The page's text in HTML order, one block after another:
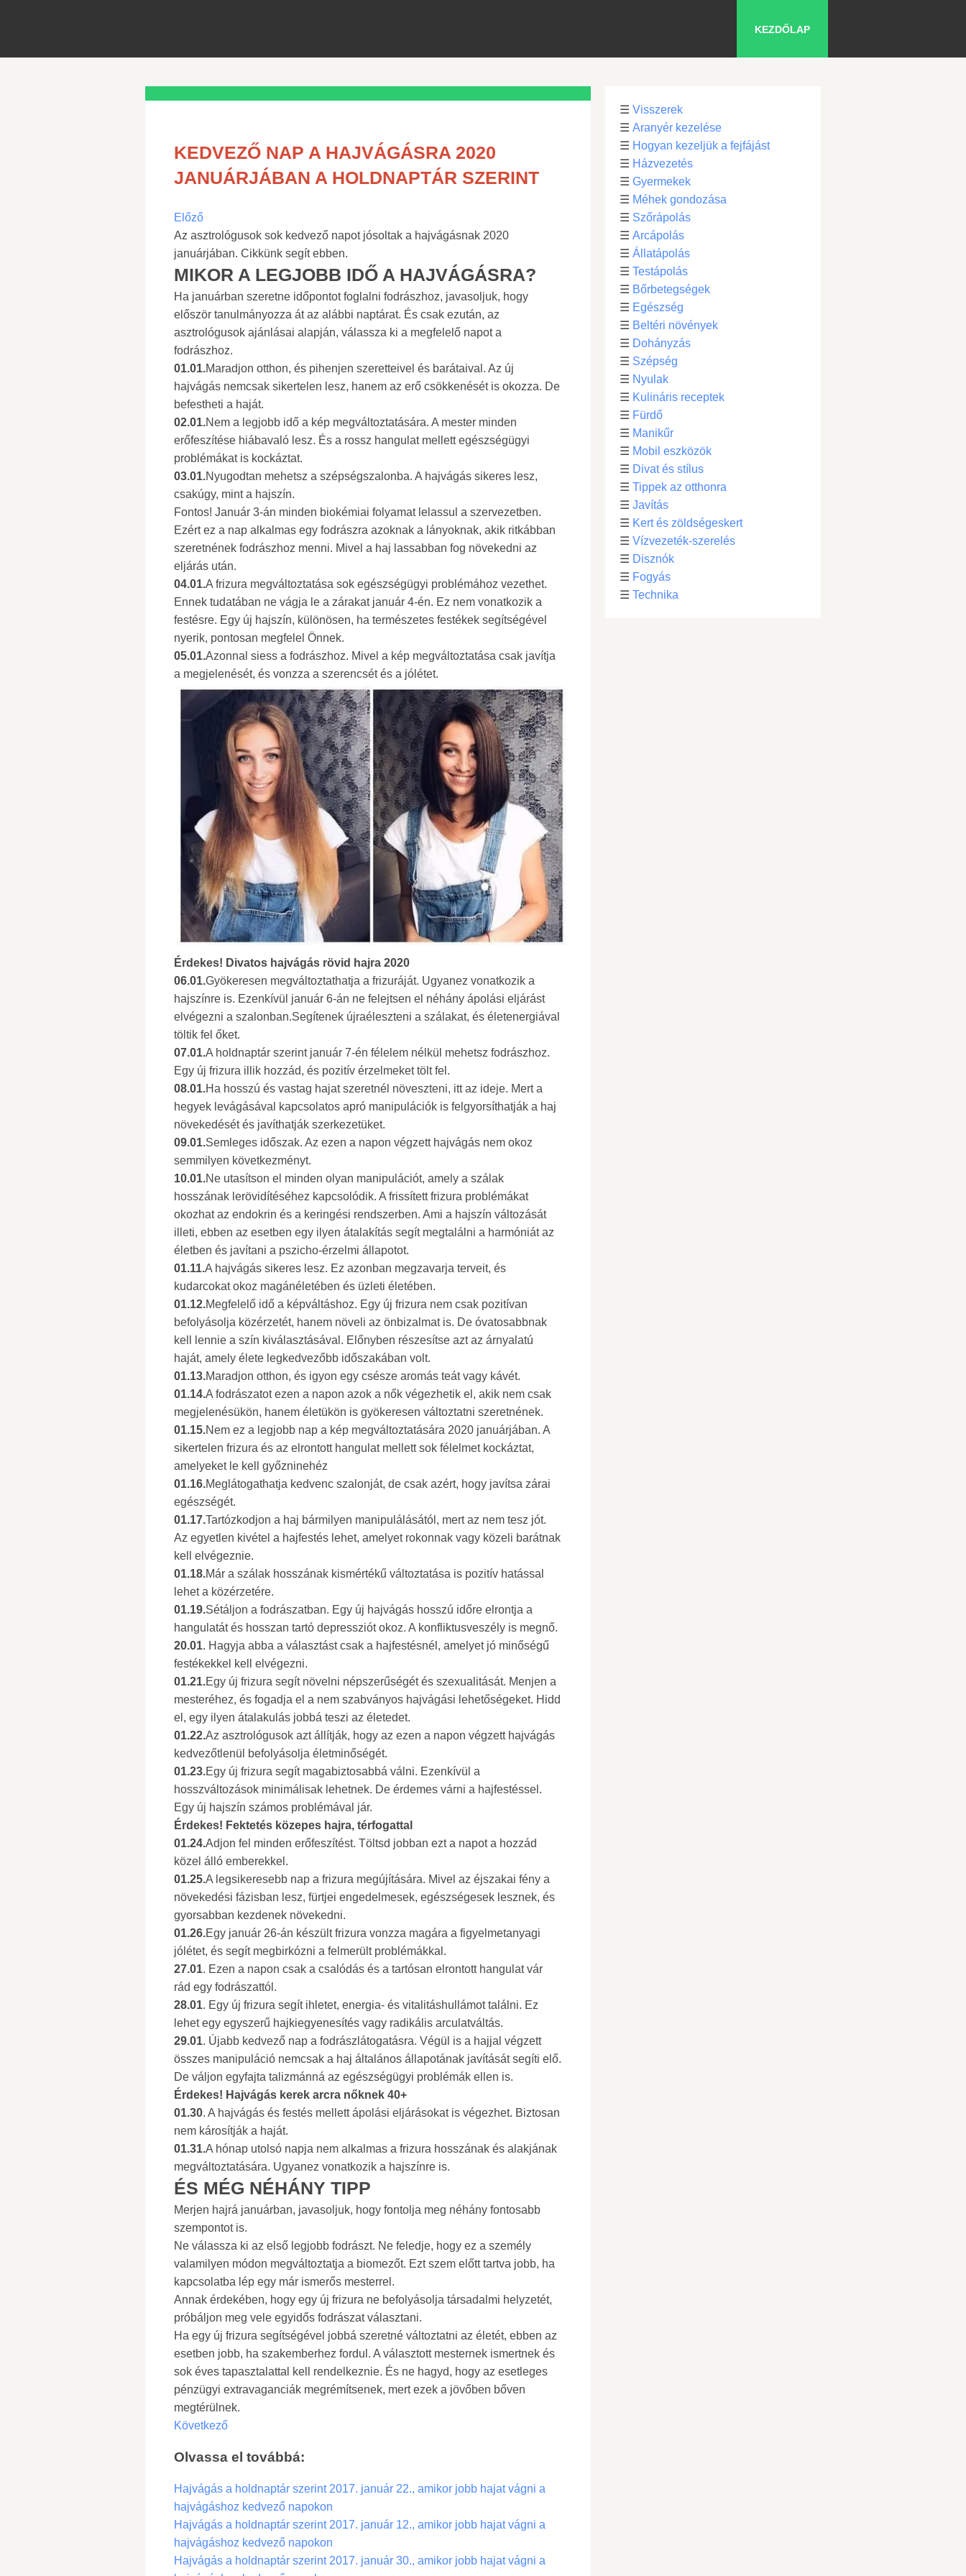
KEZDŐLAP
KEDVEZŐ NAP A HAJVÁGÁSRA 2020
JANUÁRJÁBAN A HOLDNAPTÁR SZERINT
Előző
Az asztrológusok sok kedvező napot jósoltak a hajvágásnak 2020
januárjában. Cikkünk segít ebben.
MIKOR A LEGJOBB IDŐ A HAJVÁGÁSRA?
Ha januárban szeretne időpontot foglalni fodrászhoz, javasoljuk, hogy
először tanulmányozza át az alábbi naptárat. És csak ezután, az
asztrológusok ajánlásai alapján, válassza ki a megfelelő napot a
fodrászhoz.
01.01.Maradjon otthon, és pihenjen szeretteivel és barátaival. Az új
hajvágás nemcsak sikertelen lesz, hanem az erő csökkenését is okozza. De
befestheti a haját.
02.01.Nem a legjobb idő a kép megváltoztatására. A mester minden
erőfeszítése hiábavaló lesz. És a rossz hangulat mellett egészségügyi
problémákat is kockáztat.
03.01.Nyugodtan mehetsz a szépségszalonba. A hajvágás sikeres lesz,
csakúgy, mint a hajszín.
Fontos! Január 3-án minden biokémiai folyamat lelassul a szervezetben.
Ezért ez a nap alkalmas egy fodrászra azoknak a lányoknak, akik ritkábban
szeretnének fodrászhoz menni. Mivel a haj lassabban fog növekedni az
eljárás után.
04.01.A frizura megváltoztatása sok egészségügyi problémához vezethet.
Ennek tudatában ne vágja le a zárakat január 4-én. Ez nem vonatkozik a
festésre. Egy új hajszín, különösen, ha természetes festékek segítségével
nyerik, pontosan megfelel Önnek.
05.01.Azonnal siess a fodrászhoz. Mivel a kép megváltoztatása csak javítja
a megjelenését, és vonzza a szerencsét és a jólétet.
Érdekes! Divatos hajvágás rövid hajra 2020
06.01.Gyökeresen megváltoztathatja a frizuráját. Ugyanez vonatkozik a
hajszínre is. Ezenkívül január 6-án ne felejtsen el néhány ápolási eljárást
elvégezni a szalonban.Segítenek újraéleszteni a szálakat, és életenergiával
töltik fel őket.
07.01.A holdnaptár szerint január 7-én félelem nélkül mehetsz fodrászhoz.
Egy új frizura illik hozzád, és pozitív érzelmeket tölt fel.
08.01.Ha hosszú és vastag hajat szeretnél növeszteni, itt az ideje. Mert a
hegyek levágásával kapcsolatos apró manipulációk is felgyorsíthatják a haj
növekedését és javíthatják szerkezetüket.
09.01.Semleges időszak. Az ezen a napon végzett hajvágás nem okoz
semmilyen következményt.
10.01.Ne utasítson el minden olyan manipulációt, amely a szálak
hosszának lerövidítéséhez kapcsolódik. A frissített frizura problémákat
okozhat az endokrin és a keringési rendszerben. Ami a hajszín változását
illeti, ebben az esetben egy ilyen átalakítás segít megtalálni a harmóniát az
életben és javítani a pszicho-érzelmi állapotot.
01.11.A hajvágás sikeres lesz. Ez azonban megzavarja terveit, és
kudarcokat okoz magánéletében és üzleti életében.
01.12.Megfelelő idő a képváltáshoz. Egy új frizura nem csak pozitívan
befolyásolja közérzetét, hanem növeli az önbizalmat is. De óvatosabbnak
kell lennie a szín kiválasztásával. Előnyben részesítse azt az árnyalatú
haját, amely élete legkedvezőbb időszakában volt.
01.13.Maradjon otthon, és igyon egy csésze aromás teát vagy kávét.
01.14.A fodrászatot ezen a napon azok a nők végezhetik el, akik nem csak
megjelenésükön, hanem életükön is gyökeresen változtatni szeretnének.
01.15.Nem ez a legjobb nap a kép megváltoztatására 2020 januárjában. A
sikertelen frizura és az elrontott hangulat mellett sok félelmet kockáztat,
amelyeket le kell győzninehéz
01.16.Meglátogathatja kedvenc szalonját, de csak azért, hogy javítsa zárai
egészségét.
01.17.Tartózkodjon a haj bármilyen manipulálásától, mert az nem tesz jót.
Az egyetlen kivétel a hajfestés lehet, amelyet rokonnak vagy közeli barátnak
kell elvégeznie.
01.18.Már a szálak hosszának kismértékű változtatása is pozitív hatással
lehet a közérzetére.
01.19.Sétáljon a fodrászatban. Egy új hajvágás hosszú időre elrontja a
hangulatát és hosszan tartó depressziót okoz. A konfliktusveszély is megnő.
20.01. Hagyja abba a választást csak a hajfestésnél, amelyet jó minőségű
festékekkel kell elvégezni.
01.21.Egy új frizura segít növelni népszerűségét és szexualitását. Menjen a
mesteréhez, és fogadja el a nem szabványos hajvágási lehetőségeket. Hidd
el, egy ilyen átalakulás jobbá teszi az életedet.
01.22.Az asztrológusok azt állítják, hogy az ezen a napon végzett hajvágás
kedvezőtlenül befolyásolja életminőségét.
01.23.Egy új frizura segít magabiztosabbá válni. Ezenkívül a
hosszváltozások minimálisak lehetnek. De érdemes várni a hajfestéssel.
Egy új hajszín számos problémával jár.
Érdekes! Fektetés közepes hajra, térfogattal
01.24.Adjon fel minden erőfeszítést. Töltsd jobban ezt a napot a hozzád
közel álló emberekkel.
01.25.A legsikeresebb nap a frizura megújítására. Mivel az éjszakai fény a
növekedési fázisban lesz, fürtjei engedelmesek, egészségesek lesznek, és
gyorsabban kezdenek növekedni.
01.26.Egy január 26-án készült frizura vonzza magára a figyelmetanyagi
jólétet, és segít megbirkózni a felmerült problémákkal.
27.01. Ezen a napon csak a csalódás és a tartósan elrontott hangulat vár
rád egy fodrászattól.
28.01. Egy új frizura segít ihletet, energia- és vitalitáshullámot találni. Ez
lehet egy egyszerű hajkiegyenesítés vagy radikális arculatváltás.
29.01. Újabb kedvező nap a fodrászlátogatásra. Végül is a hajjal végzett
összes manipuláció nemcsak a haj általános állapotának javítását segíti elő.
De váljon egyfajta talizmánná az egészségügyi problémák ellen is.
Érdekes! Hajvágás kerek arcra nőknek 40+
01.30. A hajvágás és festés mellett ápolási eljárásokat is végezhet. Biztosan
nem károsítják a haját.
01.31.A hónap utolsó napja nem alkalmas a frizura hosszának és alakjának
megváltoztatására. Ugyanez vonatkozik a hajszínre is.
ÉS MÉG NÉHÁNY TIPP
Merjen hajrá januárban, javasoljuk, hogy fontolja meg néhány fontosabb
szempontot is.
Ne válassza ki az első legjobb fodrászt. Ne feledje, hogy ez a személy
valamilyen módon megváltoztatja a biomezőt. Ezt szem előtt tartva jobb, ha
kapcsolatba lép egy már ismerős mesterrel.
Annak érdekében, hogy egy új frizura ne befolyásolja társadalmi helyzetét,
próbáljon meg vele egyidős fodrászat választani.
Ha egy új frizura segítségével jobbá szeretné változtatni az életét, ebben az
esetben jobb, ha szakemberhez fordul. A választott mesternek ismertnek és
sok éves tapasztalattal kell rendelkeznie. És ne hagyd, hogy az esetleges
pénzügyi extravaganciák megrémítsenek, mert ezek a jövőben bőven
megtérülnek.
Következő
Olvassa el továbbá:
Hajvágás a holdnaptár szerint 2017. január 22., amikor jobb hajat vágni a
hajvágáshoz kedvező napokon
Hajvágás a holdnaptár szerint 2017. január 12., amikor jobb hajat vágni a
hajvágáshoz kedvező napokon
Hajvágás a holdnaptár szerint 2017. január 30., amikor jobb hajat vágni a
☰ Visszerek
☰ Aranyér kezelése
☰ Hogyan kezeljük a fejfájást
☰ Házvezetés
☰ Gyermekek
☰ Méhek gondozása
☰ Szőrápolás
☰ Arcápolás
☰ Állatápolás
☰ Testápolás
☰ Bőrbetegségek
☰ Egészség
☰ Beltéri növények
☰ Dohányzás
☰ Szépség
☰ Nyulak
☰ Kulináris receptek
☰ Fürdő
☰ Manikűr
☰ Mobil eszközök
☰ Divat és stílus
☰ Tippek az otthonra
☰ Javítás
☰ Kert és zöldségeskert
☰ Vízvezeték-szerelés
☰ Disznók
☰ Fogyás
☰ Technika